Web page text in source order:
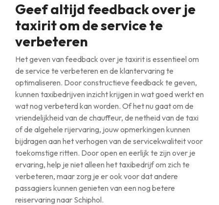
Geef altijd feedback over je
taxirit om de service te
verbeteren
Het geven van feedback over je taxirit is essentieel om
de service te verbeteren en de klantervaring te
optimaliseren. Door constructieve feedback te geven,
kunnen taxibedrijven inzicht krijgen in wat goed werkt en
wat nog verbeterd kan worden. Of het nu gaat om de
vriendelijkheid van de chauffeur, de netheid van de taxi
of de algehele rijervaring, jouw opmerkingen kunnen
bijdragen aan het verhogen van de servicekwaliteit voor
toekomstige ritten. Door open en eerlijk te zijn over je
ervaring, help je niet alleen het taxibedrijf om zich te
verbeteren, maar zorg je er ook voor dat andere
passagiers kunnen genieten van een nog betere
reiservaring naar Schiphol.